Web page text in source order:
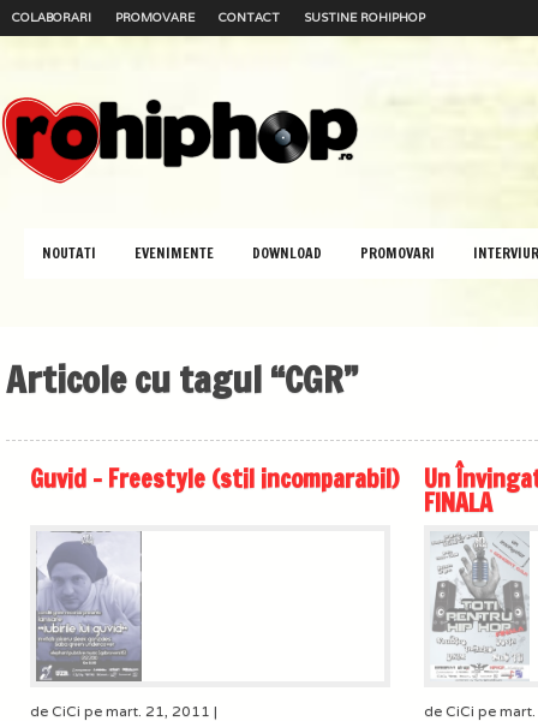
COLABORARI PROMOVARE CONTACT SUSTINE ROHIPHOP
NOUTATI EVENIMENTE DOWNLOAD PROMOVARI
Articole cu tagul “CGR”
Guvid – Freestyle (stil incomparabil)
de CiCi pe mart. 21, 2011 |
Un
FINALA
de CiCi pe